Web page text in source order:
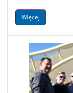
Więcej